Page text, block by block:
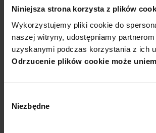
Niniejsza strona korzysta z plików
Wykorzystujemy pliki cookie do
naszej witryny, udostępniamy
uzyskanymi podczas korzystania z ich
Odrzucenie plików cookie może
zgody
Niezbędne